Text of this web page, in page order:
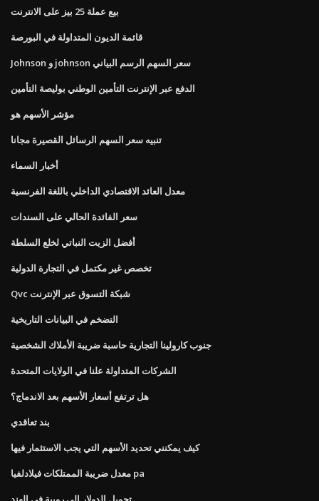
بيع عملة 25 بيز على الانترنت
قائمة الديون المتداولة في البورصة
Johnson و johnson سعر السهم الرسم البياني
الدفع عبر الإنترنت التأمين الوطني بوليصة التأمين
مؤشر الأسهم هو
تنبيه سعر السهم الرسائل القصيرة مجانا
أخبار السماء
معدل العائد الاقتصادي الداخلي باللغة الفرنسية
سعر الفائدة الحالي على السندات
أفضل الزيت النباتي لخلع السلطة
تخصص غير مكتمل في التجارة الدولية
Qvc شبكة التسوق عبر الإنترنت
التضخم في البيانات التاريخية
جنوب كارولينا التجارية حاسبة ضريبة الأملاك الشخصية
الشركات المتداولة علنا ​​في الولايات المتحدة
هل ترتفع أسعار الأسهم بعد الاندماج؟
بند تعاقدي
كيف يمكنني تحديد الأسهم التي يجب الاستثمار فيها
معدل ضريبة الممتلكات فيلادلفيا pa